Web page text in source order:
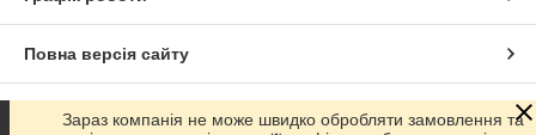
Повна версія сайту
Сайт створено на маркетплейсі Prom.ua
Зараз компанія не може швидко обробляти замовлення та